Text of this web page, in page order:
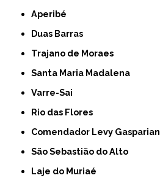
Aperibé
Duas Barras
Trajano de Moraes
Santa Maria Madalena
Varre-Sai
Rio das Flores
Comendador Levy Gasparian
São Sebastião do Alto
Laje do Muriaé